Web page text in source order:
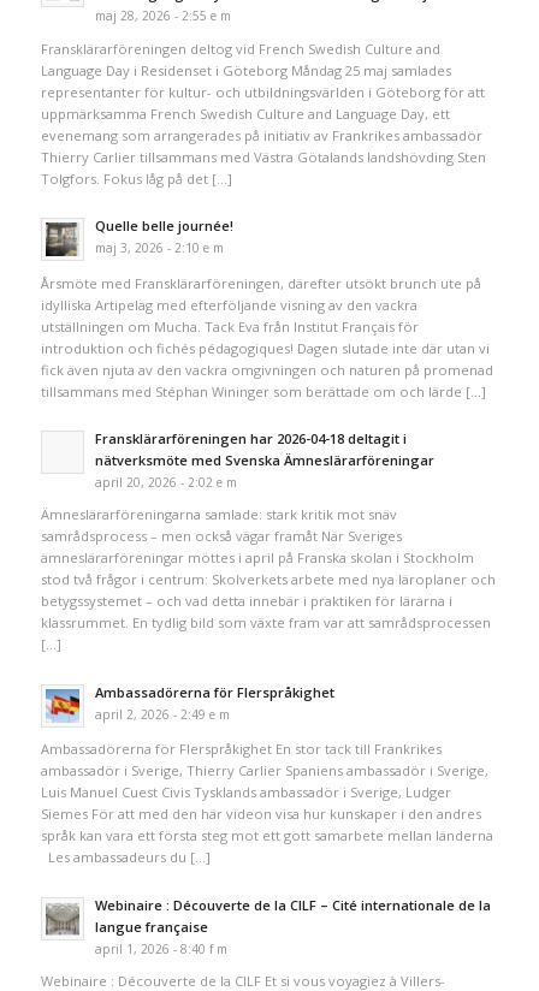
maj 28, 2026 - 2:55 e m
Fransklärarföreningen deltog vid French Swedish Culture and
Language Day i Residenset i Göteborg Måndag 25 maj samlades
representanter för kultur- och utbildningsvärlden i Göteborg för att
uppmärksamma French Swedish Culture and Language Day, ett
evenemang som arrangerades på initiativ av Frankrikes ambassadör
Thierry Carlier tillsammans med Västra Götalands landshövding Sten
Tolgfors. Fokus låg på det […]
Quelle belle journée!
maj 3, 2026 - 2:10 e m
Årsmöte med Fransklärarföreningen, därefter utsökt brunch ute på
idylliska Artipelag med efterföljande visning av den vackra
utställningen om Mucha. Tack Eva från Institut Français för
introduktion och fichés pédagogiques! Dagen slutade inte där utan vi
fick även njuta av den vackra omgivningen och naturen på promenad
tillsammans med Stéphan Wininger som berättade om och lärde […]
Fransklärarföreningen har 2026-04-18 deltagit i
nätverksmöte med Svenska Ämneslärarföreningar
april 20, 2026 - 2:02 e m
Ämneslärarföreningarna samlade: stark kritik mot snäv
samrådsprocess – men också vägar framåt När Sveriges
ämneslärarföreningar möttes i april på Franska skolan i Stockholm
stod två frågor i centrum: Skolverkets arbete med nya läroplaner och
betygssystemet – och vad detta innebär i praktiken för lärarna i
klassrummet. En tydlig bild som växte fram var att samrådsprocessen
[…]
Ambassadörerna för Flerspråkighet
april 2, 2026 - 2:49 e m
Ambassadörerna för Flerspråkighet En stor tack till Frankrikes
ambassadör i Sverige, Thierry Carlier Spaniens ambassadör i Sverige,
Luis Manuel Cuest Civis Tysklands ambassadör i Sverige, Ludger
Siemes För att med den här videon visa hur kunskaper i den andres
språk kan vara ett första steg mot ett gott samarbete mellan länderna
Les ambassadeurs du […]
Webinaire : Découverte de la CILF – Cité internationale de la
langue française
april 1, 2026 - 8:40 f m
Webinaire : Découverte de la CILF Et si vous voyagiez à Villers-